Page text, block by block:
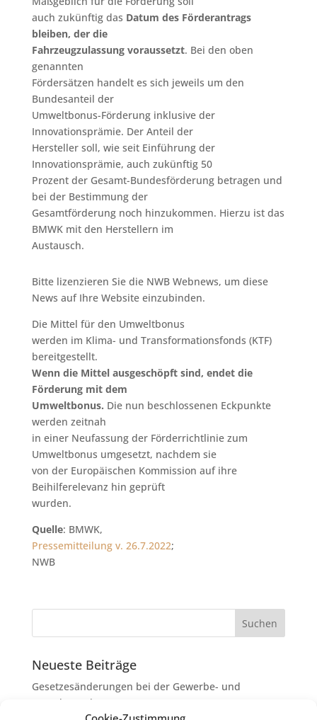
auch zukünftig das Datum des Förderantrags
bleiben, der die
Fahrzeugzulassung voraussetzt. Bei den oben
genannten
Fördersätzen handelt es sich jeweils um den
Bundesanteil der
Umweltbonus-Förderung inklusive der
Innovationsprämie. Der Anteil der
Hersteller soll, wie seit Einführung der
Innovationsprämie, auch zukünftig 50
Prozent der Gesamt-Bundesförderung betragen und
bei der Bestimmung der
Gesamtförderung noch hinzukommen. Hierzu ist das
BMWK mit den Herstellern im
Austausch.
Bitte lizenzieren Sie die NWB Webnews, um diese
News auf Ihre Website einzubinden.
Die Mittel für den Umweltbonus
werden im Klima- und Transformationsfonds (KTF)
bereitgestellt.
Wenn die Mittel ausgeschöpft sind, endet die
Förderung mit dem
Umweltbonus. Die nun beschlossenen Eckpunkte
werden zeitnah
in einer Neufassung der Förderrichtlinie zum
Umweltbonus umgesetzt, nachdem sie
von der Europäischen Kommission auf ihre
Beihilferelevanz hin geprüft
wurden.
Quelle: BMWK,
Pressemitteilung v. 26.7.2022;
NWB
Neueste Beiträge
Gesetzesänderungen bei der Gewerbe- und
Grunderwerbsteuer